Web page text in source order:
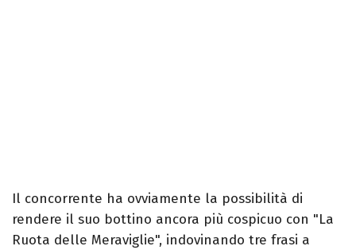
Il concorrente ha ovviamente la possibilità di
rendere il suo bottino ancora più cospicuo con "La
Ruota delle Meraviglie", indovinando tre frasi a